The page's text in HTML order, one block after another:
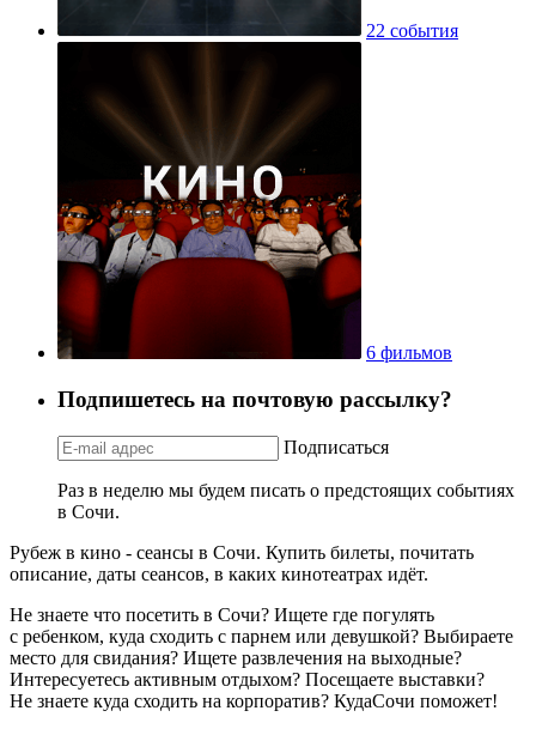
22 события
6 фильмов
Подпишетесь на почтовую рассылку?
Подписаться
Раз в неделю мы будем писать о предстоящих событиях
в Сочи.
Рубеж в кино - сеансы в Сочи. Купить билеты, почитать
описание, даты сеансов, в каких кинотеатрах идёт.
Не знаете что посетить в Сочи? Ищете где погулять
с ребенком, куда сходить с парнем или девушкой? Выбираете
место для свидания? Ищете развлечения на выходные?
Интересуетесь активным отдыхом? Посещаете выставки?
Не знаете куда сходить на корпоратив? КудаСочи поможет!